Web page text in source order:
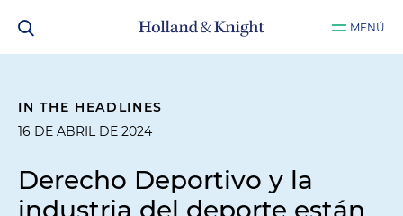
MENÚ
IN THE HEADLINES
16 DE ABRIL DE 2024
Derecho Deportivo y la
industria del deporte están